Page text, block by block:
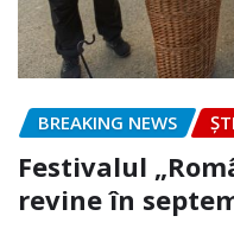
BREAKING NEWS
Festivalul
revine în